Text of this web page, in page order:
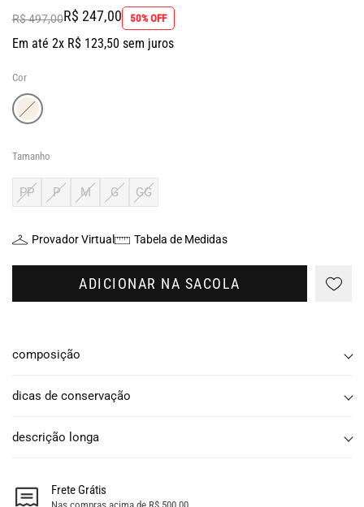
R$ 497,00R$ 247,00 50% OFF
Em até 2x R$ 123,50 sem juros
Cor
Tamanho
PP P M G GG
Provador Virtual Tabela de Medidas
ADICIONAR NA SACOLA
composição
dicas de conservação
descrição longa
Frete Grátis